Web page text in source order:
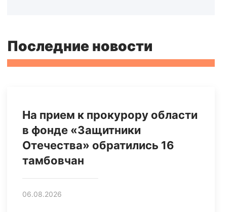
Последние новости
На прием к прокурору области
в фонде «Защитники
Отечества» обратились 16
тамбовчан
06.08.2026